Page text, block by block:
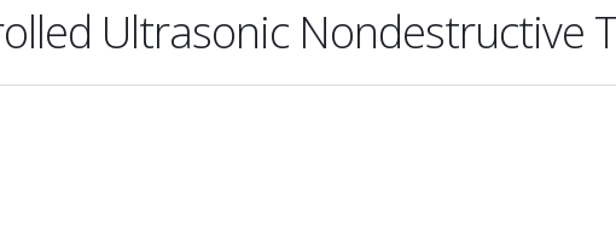
Ultrasonic Nondestructive